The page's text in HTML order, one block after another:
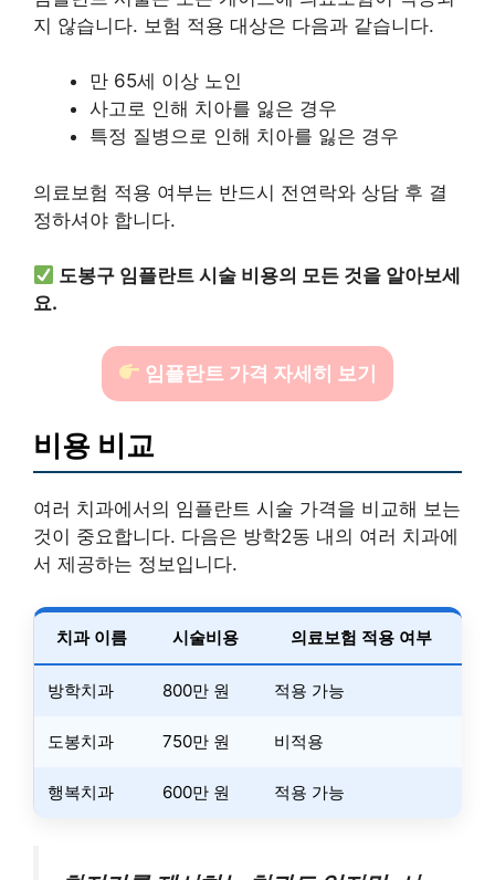
지 않습니다. 보험 적용 대상은 다음과 같습니다.
만 65세 이상 노인
사고로 인해 치아를 잃은 경우
특정 질병으로 인해 치아를 잃은 경우
의료보험 적용 여부는 반드시 전연락와 상담 후 결
정하셔야 합니다.
도봉구 임플란트 시술 비용의 모든 것을 알아보세
요.
임플란트 가격 자세히 보기
비용 비교
여러 치과에서의 임플란트 시술 가격을 비교해 보는
것이 중요합니다. 다음은 방학2동 내의 여러 치과에
서 제공하는 정보입니다.
치과 이름 시술비용 의료보험 적용 여부
방학치과 800만 원 적용 가능
도봉치과 750만 원 비적용
행복치과 600만 원 적용 가능